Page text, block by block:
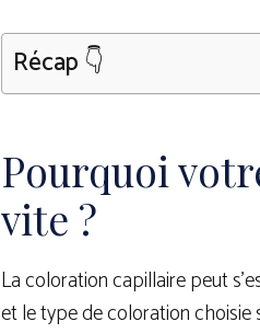
Récap 👇
Pourquoi
vite ?
La coloration capillaire peut
et le type de coloration choisie